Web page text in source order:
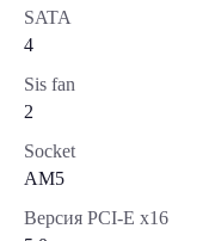
SATA
4
Sis fan
2
Socket
AM5
Версия PCI-E x16